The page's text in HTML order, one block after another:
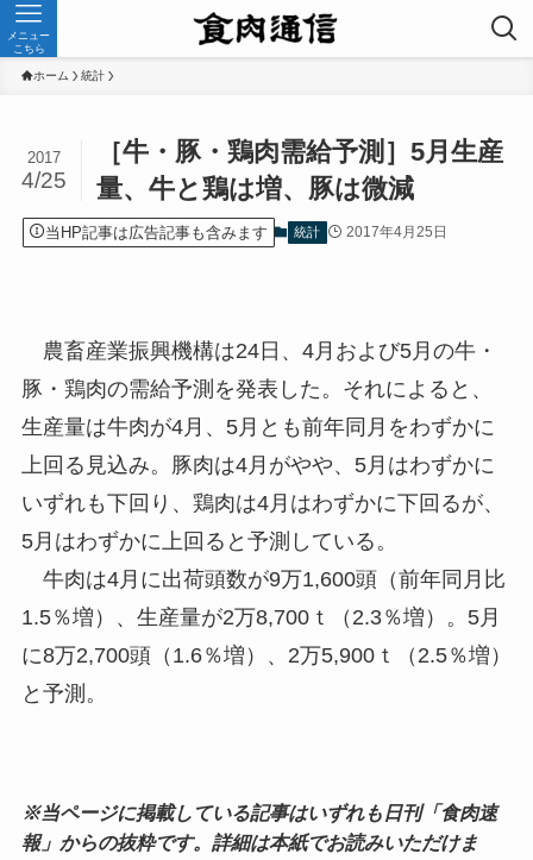
メニュー
こちら
ホーム 統計
［牛・豚・鶏肉需給予測］5月生産
量、牛と鶏は増、豚は微減
2017
4/25
当HP記事は広告記事も含みます 統計 2017年4月25日
農畜産業振興機構は24日、4月および5月の牛・
豚・鶏肉の需給予測を発表した。それによると、
生産量は牛肉が4月、5月とも前年同月をわずかに
上回る見込み。豚肉は4月がやや、5月はわずかに
いずれも下回り、鶏肉は4月はわずかに下回るが、
5月はわずかに上回ると予測している。
牛肉は4月に出荷頭数が9万1,600頭（前年同月比
1.5％増）、生産量が2万8,700ｔ（2.3％増）。5月
に8万2,700頭（1.6％増）、2万5,900ｔ（2.5％増）
と予測。
※当ページに掲載している記事はいずれも日刊「食肉速
報」からの抜粋です。詳細は本紙でお読みいただけま